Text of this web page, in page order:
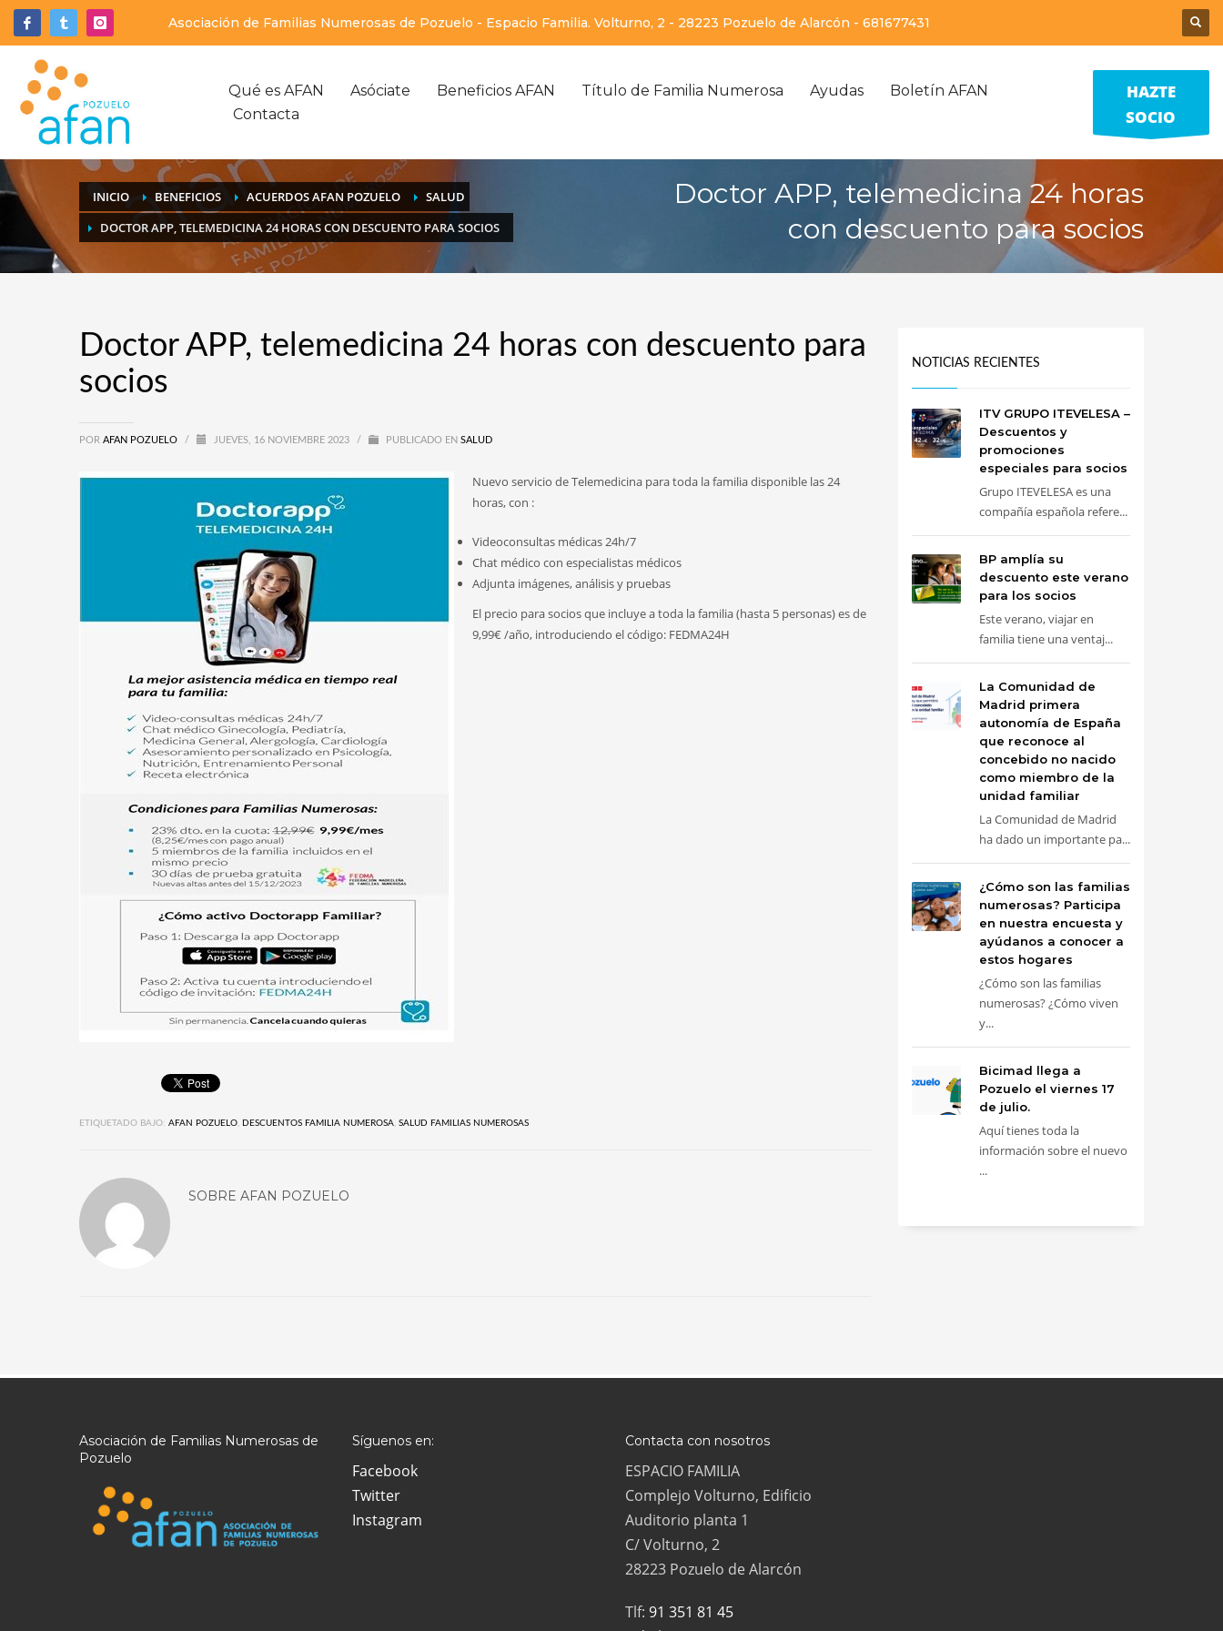
Asociación de Familias Numerosas de Pozuelo - Espacio Familia. Volturno, 2 - 28223 Pozuelo de Alarcón - 681677431
Qué es AFAN Asóciate Beneficios AFAN Título de Familia Numerosa Ayudas
Boletín AFAN
Contacta
HAZTE
SOCIO
INICIO BENEFICIOS ACUERDOS AFAN POZUELO
SALUD
DOCTOR APP, TELEMEDICINA 24 HORAS CON DESCUENTO PARA SOCIOS
Doctor APP, telemedicina 24 horas
con descuento para socios
Doctor APP, telemedicina 24 horas con descuento para
socios
POR AFAN POZUELO / JUEVES, 16 NOVIEMBRE 2023 / PUBLICADO EN SALUD
Nuevo servicio de Telemedicina para toda la familia disponible las 24
horas, con :
Videoconsultas médicas 24h/7
Chat médico con especialistas médicos
Adjunta imágenes, análisis y pruebas
El precio para socios que incluye a toda la familia (hasta 5 personas) es de
9,99€ /año, introduciendo el código: FEDMA24H
ETIQUETADO BAJO: AFAN POZUELO, DESCUENTOS FAMILIA NUMEROSA, SALUD FAMILIAS NUMEROSAS
SOBRE AFAN POZUELO
NOTICIAS RECIENTES
ITV GRUPO ITEVELESA –
Descuentos y
promociones
especiales para socios
Grupo ITEVELESA es una
compañía española refere...
BP amplía su
descuento este verano
para los socios
Este verano, viajar en
familia tiene una ventaj...
La Comunidad de
Madrid primera
autonomía de España
que reconoce al
concebido no nacido
como miembro de la
unidad familiar
La Comunidad de Madrid
ha dado un importante pa...
¿Cómo son las familias
numerosas? Participa
en nuestra encuesta y
ayúdanos a conocer a
estos hogares
¿Cómo son las familias
numerosas? ¿Cómo viven
y...
Bicimad llega a
Pozuelo el viernes 17
de julio.
Aquí tienes toda la
información sobre el nuevo
...
Asociación de Familias Numerosas de
Pozuelo
Síguenos en:
Facebook
Twitter
Instagram
Contacta con nosotros
ESPACIO FAMILIA
Complejo Volturno, Edificio
Auditorio planta 1
C/ Volturno, 2
28223 Pozuelo de Alarcón
Tlf: 91 351 81 45